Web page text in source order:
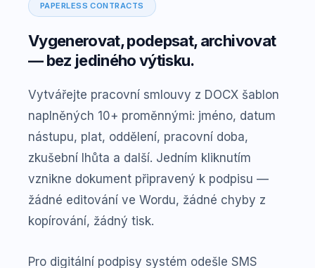
PAPERLESS CONTRACTS
Vygenerovat, podepsat, archivovat
— bez jediného výtisku.
Vytvářejte pracovní smlouvy z DOCX šablon
naplněných 10+ proměnnými: jméno, datum
nástupu, plat, oddělení, pracovní doba,
zkušební lhůta a další. Jedním kliknutím
vznikne dokument připravený k podpisu —
žádné editování ve Wordu, žádné chyby z
kopírování, žádný tisk.
Pro digitální podpisy systém odešle SMS